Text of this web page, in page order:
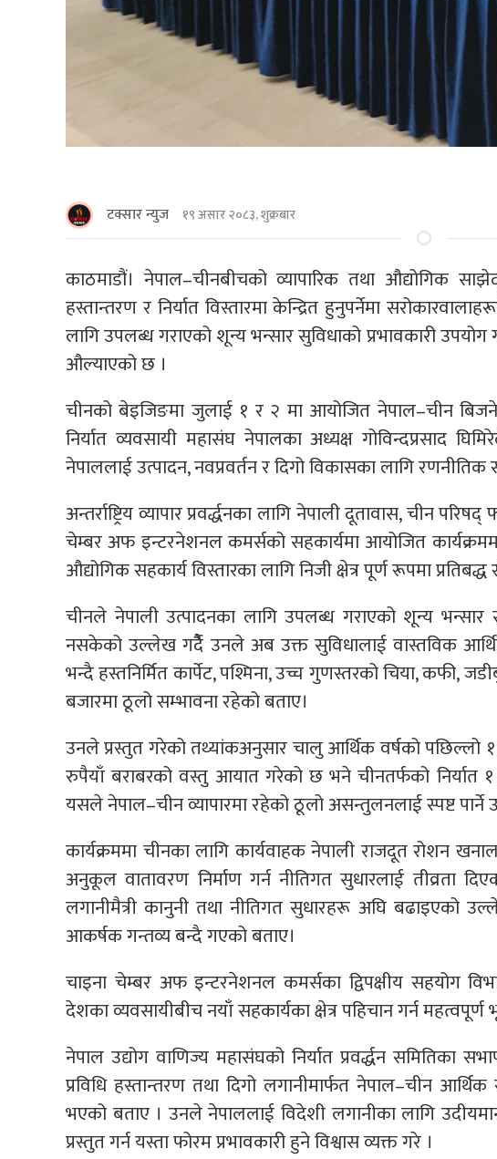
टक्सार न्युज १९ असार २०८३, शुक्रबार
काठमाडौं। नेपाल–चीनबीचको व्यापारिक तथा औद्योगिक
हस्तान्तरण र निर्यात विस्तारमा केन्द्रित हुनुपर्नेमा
लागि उपलब्ध गराएको शून्य भन्सार सुविधाको प्रभावकारी उपयोग
औल्याएको छ ।
चीनको बेइजिङमा जुलाई १ र २ मा आयोजित नेपाल–चीन
निर्यात व्यवसायी महासंघ नेपालका अध्यक्ष गोविन्दप्रसाद
नेपाललाई उत्पादन, नवप्रवर्तन र दिगो विकासका लागि
अन्तर्राष्ट्रिय व्यापार प्रवर्द्धनका लागि नेपाली दूतावास, चीन
चेम्बर अफ इन्टरनेशनल कमर्सको सहकार्यमा आयोजित
औद्योगिक सहकार्य विस्तारका लागि निजी क्षेत्र पूर्ण रूपमा
चीनले नेपाली उत्पादनका लागि उपलब्ध गराएको शून्य
नसकेको उल्लेख गर्दैै उनले अब उक्त सुविधालाई वास्तविक
भन्दै हस्तनिर्मित कार्पेट, पश्मिना, उच्च गुणस्तरको चिया, कफी,
बजारमा ठूलो सम्भावना रहेको बताए।
उनले प्रस्तुत गरेको तथ्यांकअनुसार चालु आर्थिक वर्षको पछिल्लो
रुपैयाँ बराबरको वस्तु आयात गरेको छ भने चीनतर्फको निर्यात
यसले नेपाल–चीन व्यापारमा रहेको ठूलो असन्तुलनलाई स्पष्ट पार्ने
कार्यक्रममा चीनका लागि कार्यवाहक नेपाली राजदूत रोशन
अनुकूल वातावरण निर्माण गर्न नीतिगत सुधारलाई तीव्रता
लगानीमैत्री कानुनी तथा नीतिगत सुधारहरू अघि बढाइएको
आकर्षक गन्तव्य बन्दै गएको बताए।
चाइना चेम्बर अफ इन्टरनेशनल कमर्सका द्विपक्षीय सहयोग
देशका व्यवसायीबीच नयाँ सहकार्यका क्षेत्र पहिचान गर्न
नेपाल उद्योग वाणिज्य महासंघको निर्यात प्रवर्द्धन समितिका
प्रविधि हस्तान्तरण तथा दिगो लगानीमार्फत नेपाल–चीन
भएको बताए । उनले नेपाललाई विदेशी लगानीका लागि उदीयमान
प्रस्तुत गर्न यस्ता फोरम प्रभावकारी हुने विश्वास व्यक्त गरे ।